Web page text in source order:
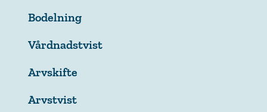
Bodelning
Vårdnadstvist
Arvskifte
Arvstvist